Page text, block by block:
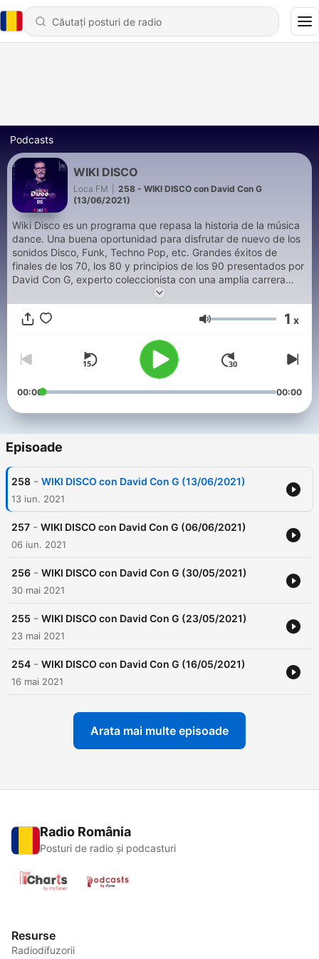
Podcasts
WIKI DISCO
Loca FM
258 - WIKI DISCO con David Con G
(13/06/2021)
Wiki Disco es un programa que repasa la historia de la música
dance. Una buena oportunidad para disfrutar de nuevo de los
sonidos Disco, Funk, Techno Pop, etc. Grandes éxitos de
finales de los 70, los 80 y principios de los 90 presentados por
David Con G, experto coleccionista con una amplia carrera
como DJ, locutor y director artístico en compañías
discográficas.
Volum 1 x
00:00 00:00
Episoade
258 - WIKI DISCO con David Con G (13/06/2021)
13 iun. 2021
257 - WIKI DISCO con David Con G (06/06/2021)
06 iun. 2021
256 - WIKI DISCO con David Con G (30/05/2021)
30 mai 2021
255 - WIKI DISCO con David Con G (23/05/2021)
23 mai 2021
254 - WIKI DISCO con David Con G (16/05/2021)
16 mai 2021
Arata mai multe episoade
Radio România
Posturi de radio și podcasturi
Resurse
Radiodifuzorii